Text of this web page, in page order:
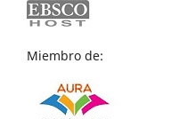
Miembro de: